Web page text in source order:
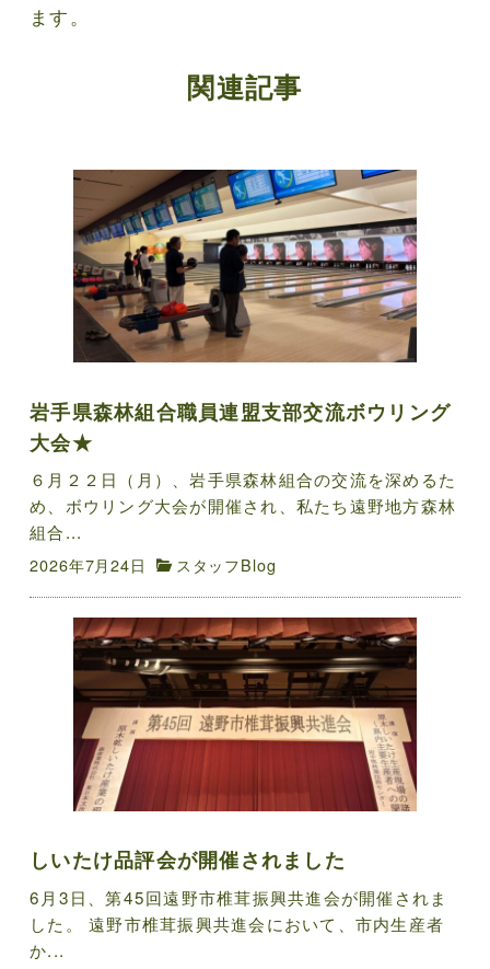
ます。
関連記事
岩手県森林組合職員連盟支部交流ボウリング
大会★
６月２２日（月）、岩手県森林組合の交流を深めるた
め、ボウリング大会が開催され、私たち遠野地方森林
組合...
2026年7月24日 スタッフBlog
しいたけ品評会が開催されました
6月3日、第45回遠野市椎茸振興共進会が開催されま
した。 遠野市椎茸振興共進会において、市内生産者
か...